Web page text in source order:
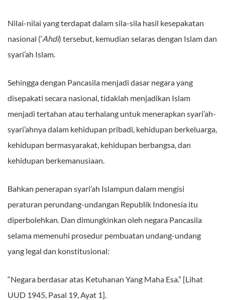
Nilai-nilai yang terdapat dalam sila-sila hasil kesepakatan
nasional (‘Ahdi) tersebut, kemudian selaras dengan Islam dan
syari’ah Islam.
Sehingga dengan Pancasila menjadi dasar negara yang
disepakati secara nasional, tidaklah menjadikan Islam
menjadi tertahan atau terhalang untuk menerapkan syari’ah-
syari’ahnya dalam kehidupan pribadi, kehidupan berkeluarga,
kehidupan bermasyarakat, kehidupan berbangsa, dan
kehidupan berkemanusiaan.
Bahkan penerapan syari’ah Islampun dalam mengisi
peraturan perundang-undangan Republik Indonesia itu
diperbolehkan. Dan dimungkinkan oleh negara Pancasila
selama memenuhi prosedur pembuatan undang-undang
yang legal dan konstitusional:
“Negara berdasar atas Ketuhanan Yang Maha Esa.” [Lihat
UUD 1945, Pasal 19, Ayat 1].